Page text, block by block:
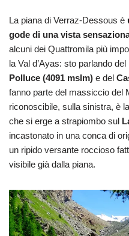
La piana di Verraz-Dessous è
gode di una vista
alcuni dei Quattromila più
la Val d’Ayas: sto parlando del
Polluce (4091 mslm) e del
fanno parte del massiccio del
riconoscibile, sulla sinistra, è la
che si erge a strapiombo sul
incastonato in una conca di
un ripido versante roccioso
visibile già dalla piana.